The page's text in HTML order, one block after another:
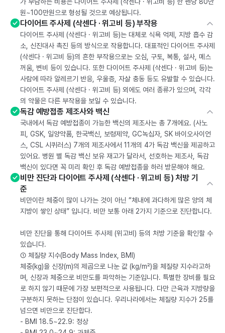
원~100만원으로 형성될 것으로 예상됩니다.
다이어트 주사제 (삭센다 · 위고비 등) 부작용
다이어트 주사제 (삭센다 · 위고비 등)는 대체로 식욕 억제, 지방 흡수 감
소, 신진대사 촉진 등의 방식으로 작용합니다. 대표적인 다이어트 주사제
(삭센다 · 위고비 등)의 흔한 부작용으로는 오심, 구토, 복통, 설사, 메스
꺼움, 변비 등이 있습니다. 또한 다이어트 주사제 (삭센다 · 위고비 등)는
사람에 따라 알레르기 반응, 우울증, 자살 충동 등도 유발할 수 있습니다.
다이어트 주사제 (삭센다 · 위고비 등) 외에도 여러 종류가 있으며, 각각
의 약물은 다른 부작용을 보일 수 있습니다.
독감 예방접종 제조사와 백신
국내에서 독감 예방접종이 가능한 백신의 제조사는 총 7개에요. (사노
피, GSK, 일양약품, 한국백신, 보령제약, GC녹십자, SK 바이오사이언
스, CSL 시퀴러스) 7개의 제조사에서 11개의 4가 독감 백신을 제공하고
있어요. 병원 별 독감 백신 보유 재고가 달라서, 선호하는 제조사, 독감
백신이 있다면 꼭 미리 확인 후 독감 예방접종을 하러 방문해야 해요.
비만 진단과 다이어트 주사제 (삭센다 · 위고비 등) 처방 기
준
비만이란 체중이 많이 나가는 것이 아닌 “체내에 과다하게 많은 양의 체
지방이 쌓인 상태” 입니다. 비만 보통 아래 2가지 기준으로 진단합니다.
비만 진단을 통해 다이어트 주사제 (위고비) 등의 처방 기준을 확인할 수
있습니다.
① 체질량 지수(Body Mass Index, BMI)
체중(kg)을 신장(m)의 제곱으로 나눈 값 (kg/m²)을 체질량 지수라고하
며, 신장과 체중으로 비만도를 파악하는 기준입니다. 특별한 장비를 필요
로 하지 않기 때문에 가장 보편적으로 사용됩니다. 다만 근육과 지방량을
구분하지 못하는 단점이 있습니다. 우리나라에서는 체질량 지수가 25를
넘으면 비만으로 진단합다.
- BMI 18.5~22.9: 정상